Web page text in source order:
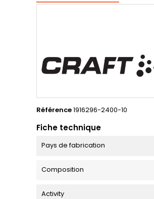
Référence1916296-2400-10
Fiche technique
Pays de fabrication
Composition
Activity